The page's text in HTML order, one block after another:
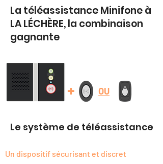
La téléassistance Minifone à
LA LÉCHÈRE, la combinaison
gagnante
+ OU
Le système de téléassistance
Un dispositif sécurisant et discret